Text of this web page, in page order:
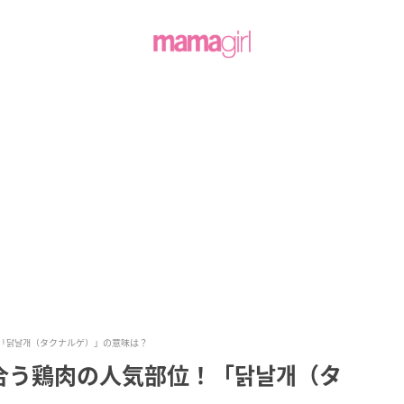
날개（タクナルゲ）」の意味は？
鶏肉の人気部位！「닭날개（タ